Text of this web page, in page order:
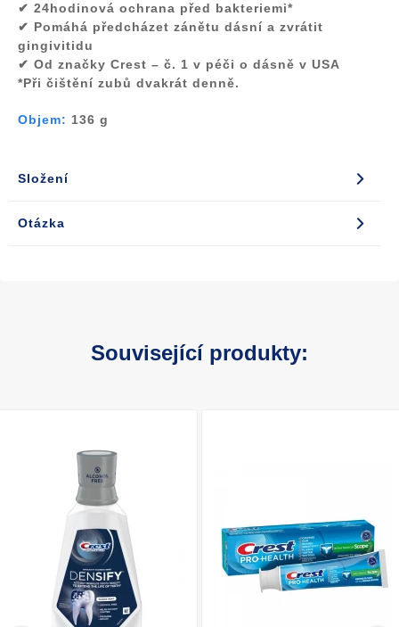
✔ 24hodinová ochrana před bakteriemi*
✔ Pomáhá předcházet zánětu dásní a zvrátit
gingivitidu
✔ Od značky Crest – č. 1 v péči o dásně v USA
*Při čištění zubů dvakrát denně.
Objem: 136 g
Složení
Otázka
Související produkty: